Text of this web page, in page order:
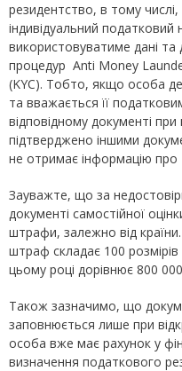
резидентство, в тому
індивідуальний
використовуватиме дані та
процедур Anti Money
(KYC). Тобто, якщо особа
та вважається її
відповідному документі при
підтверджено іншими
не отримає інформацію про
Зауважте, що за
документі самостійної
штрафи, залежно від
штраф складає 100
цьому році дорівнює 800
Також зазначимо, що
заповнюється лише при
особа вже має рахунок у
визначення податкового